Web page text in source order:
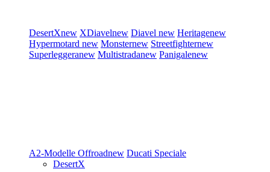
DesertXnew XDiavelnew Diavel new Heritagenew
Hypermotard new Monsternew Streetfighternew
Superleggeranew Multistradanew Panigalenew
A2-Modelle Offroadnew Ducati Speciale
DesertX